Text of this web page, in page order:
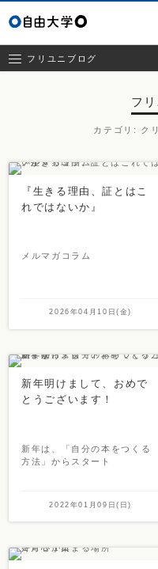
フリユニブログ
フ
カテゴリ : ク
『生きる理由、証とはこ
れではないか』
メルマガコラム
2026年04月10日(金)
新年明けまして、おめで
とうございます！
新年は、「自分の本をつくる
方法」からスタート
2022年01月09日(日)